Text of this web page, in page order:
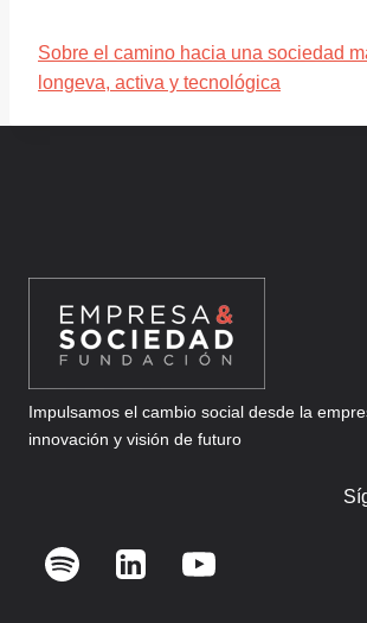
Sobre el camino hacia una sociedad
longeva, activa y tecnológica
Impulsamos el cambio social desde la
innovación y visión de futuro